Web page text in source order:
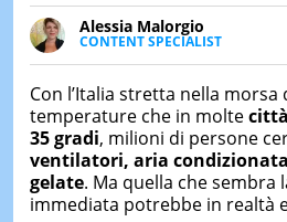
Alessia Malorgio
CONTENT SPECIALIST
Ha conseguito un Master
occupa della creazione di
dello sviluppo di strategie
canali digitali.
Con l’Italia stretta nella morsa
temperature che in molte
35 gradi, milioni di persone
ventilatori, aria
gelate. Ma quella che sembra
immediata potrebbe in realtà